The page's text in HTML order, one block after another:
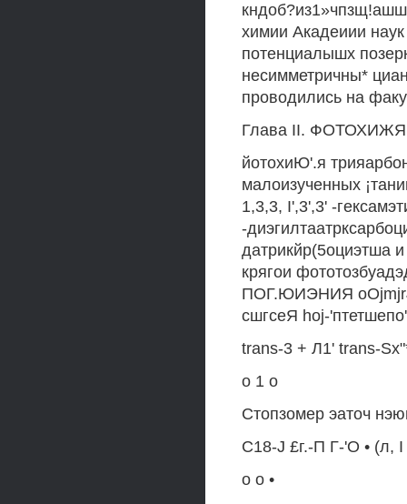
химии Акадеиии
потенциалышх
несимметричны*
проводились на
Глава II.
йотохиЮ'.я
малоизученных
1,3,3, I',3',3' -
-
датрикйр(5оциэтша
крягои
ПОГ.ЮИЭНИЯ
сшгсеЯ hoj-
trans-3 + Л1' trans-
о 1 о
Стопзомер эаточ
C18-J £г.-П Г-'О • (л, I
о о •